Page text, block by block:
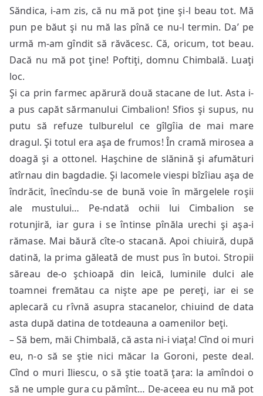
Săndica, i-am zis, că nu mă pot ţine şi-l beau tot. Mă
pun pe băut şi nu mă las pînă ce nu-l termin. Da’ pe
urmă m-am gîndit să răvăcesc. Că, oricum, tot beau.
Dacă nu mă pot ţine! Poftiţi, domnu Chimbală. Luaţi
loc.
Şi ca prin farmec apărură două stacane de lut. Asta i-
a pus capăt sărmanului Cimbalion! Sfios şi supus, nu
putu să refuze tulburelul ce gîlgîia de mai mare
dragul. Şi totul era aşa de frumos! În cramă mirosea a
doagă şi a ottonel. Haşchine de slănină şi afumături
atîrnau din bagdadie. Şi lacomele viespi bîzîiau aşa de
îndrăcit, înecîndu-se de bună voie în mărgelele roşii
ale mustului… Pe-ndată ochii lui Cimbalion se
rotunjiră, iar gura i se întinse pînăla urechi şi aşa-i
rămase. Mai băură cîte-o stacană. Apoi chiuiră, după
datină, la prima găleată de must pus în butoi. Stropii
săreau de-o şchioapă din leică, luminile dulci ale
toamnei fremătau ca nişte ape pe pereţi, iar ei se
aplecară cu rîvnă asupra stacanelor, chiuind de data
asta după datina de totdeauna a oamenilor beţi.
– Să bem, măi Chimbală, că asta ni-i viaţa! Cînd oi muri
eu, n-o să se ştie nici măcar la Goroni, peste deal.
Cînd o muri Iliescu, o să ştie toată ţara: la amîndoi o
să ne umple gura cu pămînt… De-aceea eu nu mă pot